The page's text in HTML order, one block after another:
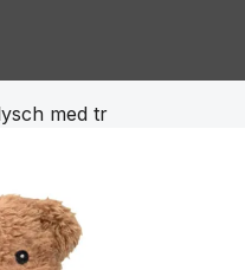
med tr